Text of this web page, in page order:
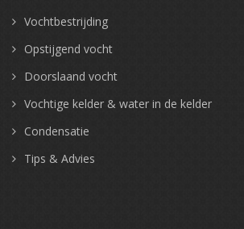
Vochtbestrijding
Opstijgend vocht
Doorslaand vocht
Vochtige kelder & water in de kelder
Condensatie
Tips & Advies